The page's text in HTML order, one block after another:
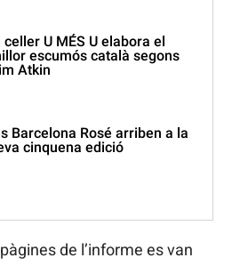
celler U MÉS U elabora el
escumós català segons
Atkin
Barcelona Rosé arriben a la
cinquena edició
de l’informe es van